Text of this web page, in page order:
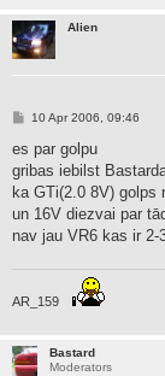
Alien
P
s
10 Apr 2006, 09:46
es par golpu
gribas iebilst
ka GTi(2.0 8V) golps
un 16V diezvai par
nav jau VR6 kas ir 2-
AR_159
Bastard
Moderators